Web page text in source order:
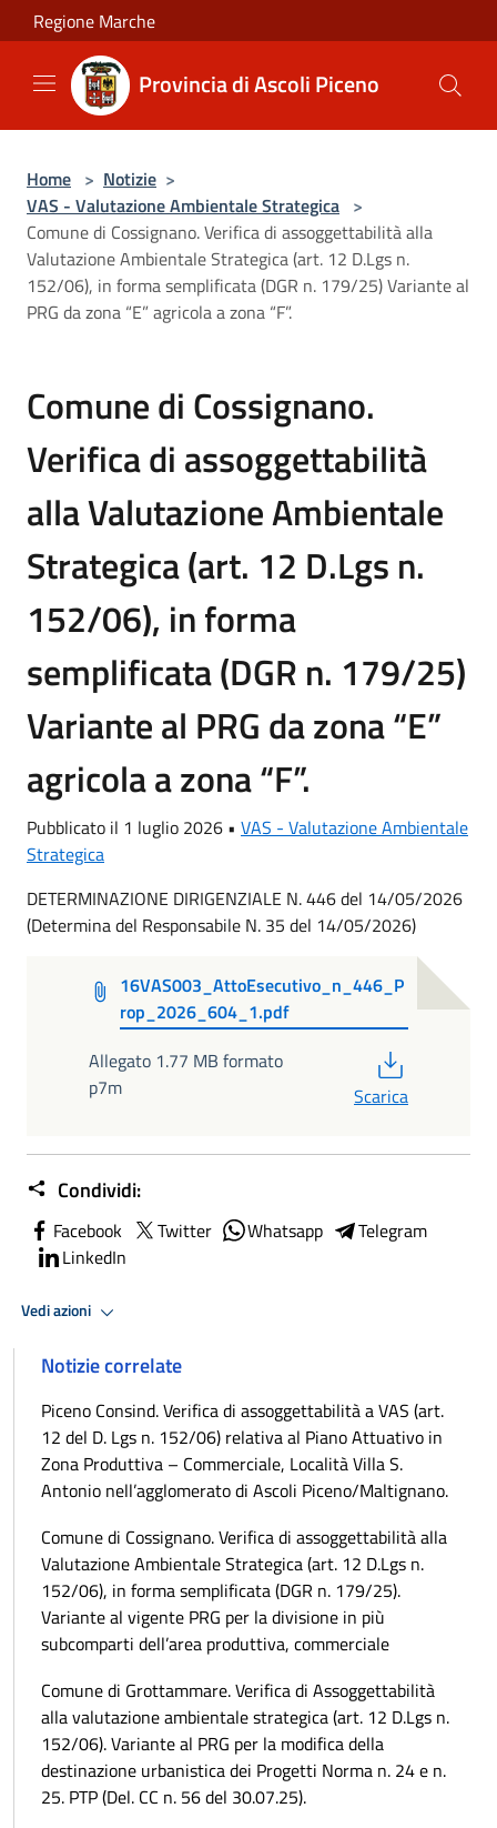
Salta al contenuto principale
Regione Marche
Provincia di Ascoli Piceno
Home > Notizie >
VAS - Valutazione Ambientale Strategica >
Comune di Cossignano. Verifica di assoggettabilità alla
Valutazione Ambientale Strategica (art. 12 D.Lgs n.
152/06), in forma semplificata (DGR n. 179/25) Variante al
PRG da zona “E” agricola a zona “F”.
Comune di Cossignano.
Verifica di assoggettabilità
alla Valutazione Ambientale
Strategica (art. 12 D.Lgs n.
152/06), in forma
semplificata (DGR n. 179/25)
Variante al PRG da zona “E”
agricola a zona “F”.
Pubblicato il 1 luglio 2026 • VAS - Valutazione Ambientale
Strategica
DETERMINAZIONE DIRIGENZIALE N. 446 del 14/05/2026
(Determina del Responsabile N. 35 del 14/05/2026)
16VAS003_AttoEsecutivo_n_446_P
rop_2026_604_1.pdf
Allegato 1.77 MB formato
p7m
Scarica
Condividi:
Facebook Twitter Whatsapp
Telegram
LinkedIn
Vedi azioni
Notizie correlate
Piceno Consind. Verifica di assoggettabilità a VAS (art.
12 del D. Lgs n. 152/06) relativa al Piano Attuativo in
Zona Produttiva – Commerciale, Località Villa S.
Antonio nell’agglomerato di Ascoli Piceno/Maltignano.
Comune di Cossignano. Verifica di assoggettabilità alla
Valutazione Ambientale Strategica (art. 12 D.Lgs n.
152/06), in forma semplificata (DGR n. 179/25).
Variante al vigente PRG per la divisione in più
subcomparti dell’area produttiva, commerciale
Comune di Grottammare. Verifica di Assoggettabilità
alla valutazione ambientale strategica (art. 12 D.Lgs n.
152/06). Variante al PRG per la modifica della
destinazione urbanistica dei Progetti Norma n. 24 e n.
25. PTP (Del. CC n. 56 del 30.07.25).